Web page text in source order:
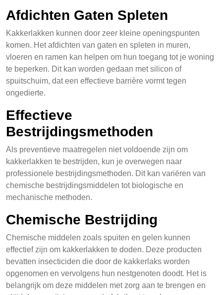
Afdichten Gaten Spleten
Kakkerlakken kunnen door zeer kleine openingspunten
komen. Het afdichten van gaten en spleten in muren,
vloeren en ramen kan helpen om hun toegang tot je woning
te beperken. Dit kan worden gedaan met silicon of
spuitschuim, dat een effectieve barrière vormt tegen
ongedierte.
Effectieve
Bestrijdingsmethoden
Als preventieve maatregelen niet voldoende zijn om
kakkerlakken te bestrijden, kun je overwegen naar
professionele bestrijdingsmethoden. Dit kan variëren van
chemische bestrijdingsmiddelen tot biologische en
mechanische methoden.
Chemische Bestrijding
Chemische middelen zoals spuiten en gelen kunnen
effectief zijn om kakkerlakken te doden. Deze producten
bevatten insecticiden die door de kakkerlaks worden
opgenomen en vervolgens hun nestgenoten doodt. Het is
belangrijk om deze middelen met zorg aan te brengen en